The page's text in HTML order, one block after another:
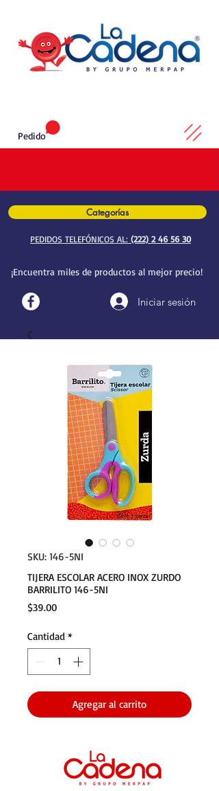
Categorías
PEDIDOS TELEFÓNICOS AL: (222) 2 46 56 30
¡Encuentra miles de productos al mejor precio!
Iniciar sesión
Pedido
SKU: 146-5NI
TIJERA ESCOLAR ACERO INOX ZURDO
BARRILITO 146-5NI
$39.00Precio
Cantidad *
Agregar al carrito